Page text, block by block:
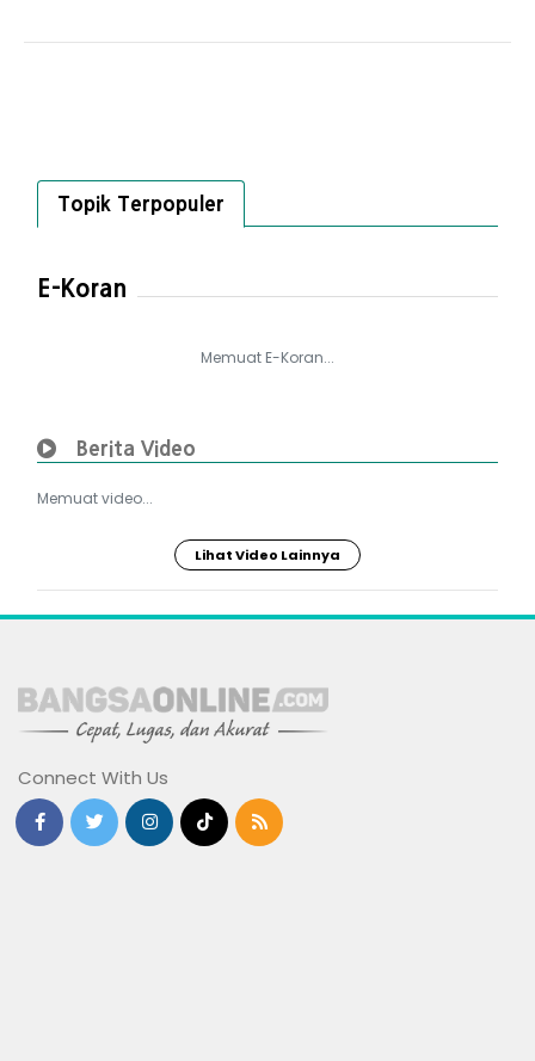
Topik Terpopuler
E-Koran
Memuat E-Koran...
Berita Video
Memuat video...
Lihat Video Lainnya
Connect With Us